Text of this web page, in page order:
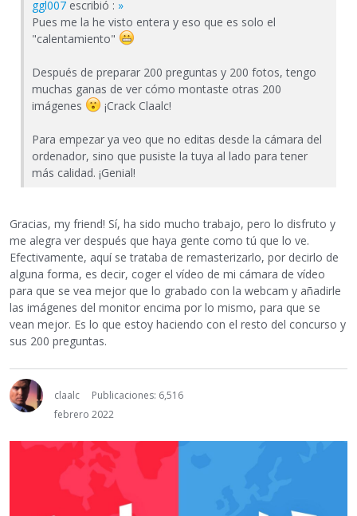
ggl007 escribió : »
Pues me la he visto entera y eso que es solo el
"calentamiento"
Después de preparar 200 preguntas y 200 fotos, tengo
muchas ganas de ver cómo montaste otras 200
imágenes
¡Crack Claalc!
Para empezar ya veo que no editas desde la cámara del
ordenador, sino que pusiste la tuya al lado para tener
más calidad. ¡Genial!
Gracias, my friend! Sí, ha sido mucho trabajo, pero lo disfruto y
me alegra ver después que haya gente como tú que lo ve.
Efectivamente, aquí se trataba de remasterizarlo, por decirlo de
alguna forma, es decir, coger el vídeo de mi cámara de vídeo
para que se vea mejor que lo grabado con la webcam y añadirle
las imágenes del monitor encima por lo mismo, para que se
vean mejor. Es lo que estoy haciendo con el resto del concurso y
sus 200 preguntas.
claalc
Publicaciones: 6,516
febrero 2022